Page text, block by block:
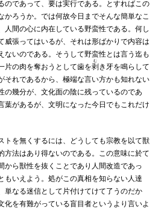
のであって、要は実行である。とすればこの
かろうか。では何故今日までそんな簡単なこ
人間の心に内在している野蛮性である。何し
威張ってはいるが、それは形ばかりで内容は
ないのである。そうして野蛮性とは言う迄も
片の肉を奪おうとして歯を剥
む
き牙を鳴らして
それであるから、極端な言い方かも知れない
の幾分が、文化面の陰に残っているのであ
葉があるが、文明になった今日でもこれだけ
を無くするには、どうしても宗教を以て獣
方法はあり得ないのである。この意味に於て
から獣性を抜くことであり人間改造であっ
もいえよう。処がこの真相を知らない人達
単なる迷信として片付けてけて了うのだか
化を有難がっている盲目者というより言いよ